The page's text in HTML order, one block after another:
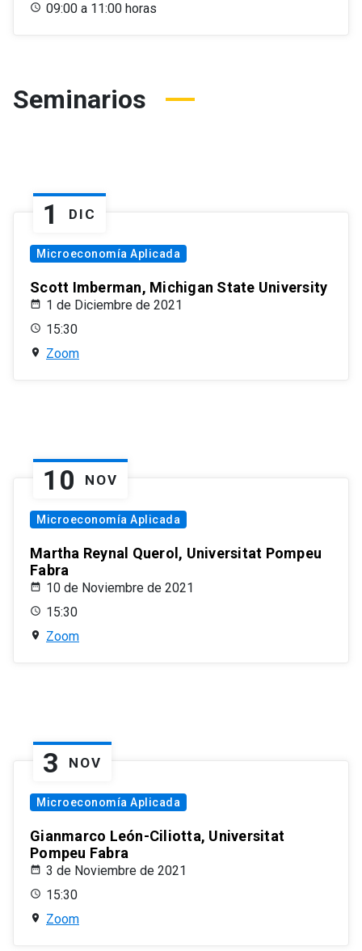
09:00 a 11:00 horas
Seminarios
1 DIC
Microeconomía Aplicada
Scott Imberman, Michigan State University
1 de Diciembre de 2021
15:30
Zoom
10 NOV
Microeconomía Aplicada
Martha Reynal Querol, Universitat Pompeu
Fabra
10 de Noviembre de 2021
15:30
Zoom
3 NOV
Microeconomía Aplicada
Gianmarco León-Ciliotta, Universitat
Pompeu Fabra
3 de Noviembre de 2021
15:30
Zoom